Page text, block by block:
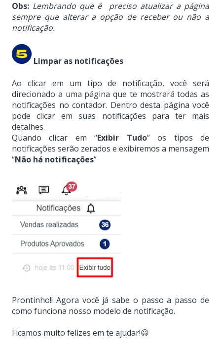
Obs: Lembrando que é preciso atualizar a página
sempre que alterar a opção de receber ou não a
notificação.
Limpar as notificações
Ao clicar em um tipo de notificação, você será
direcionado a uma página que te mostrará todas as
notificações no contador. Dentro desta página você
pode clicar em suas notificações para ter mais
detalhes.
Quando clicar em “Exibir Tudo” os tipos de
notificações serão zerados e exibiremos a mensagem
“Não há notificações”
Prontinho!! Agora você já sabe o passo a passo de
como funciona nosso modelo de notificação.
Ficamos muito felizes em te ajudar!😃